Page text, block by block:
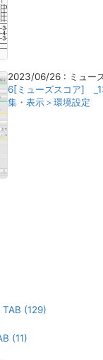
2023/06/26 : ミュー
6[ミューズスコア]
集・表示＞環境設定
TAB (129)
(11)